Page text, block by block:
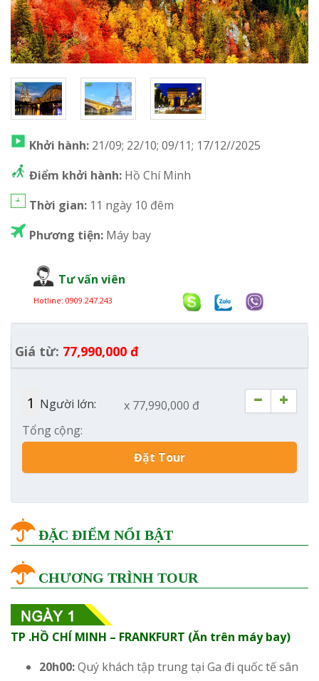
Khởi hành:21/09; 22/10; 09/11; 17/12//2025
Điểm khởi hành: Hồ Chí Minh
Thời gian: 11 ngày 10 đêm
Phương tiện: Máy bay
Tư vấn viên
Hotline: 0909.247.243
Giá từ: 77,990,000 đ
Người lớn:
x 77,990,000 đ
Tổng cộng:
Đặt Tour
ĐẶC ĐIỂM NỔI BẬT
CHƯƠNG TRÌNH TOUR
TP .HỒ CHÍ MINH – FRANKFURT (Ăn trên máy bay)
20h00:Quý khách tập trung tại Ga đi quốc tế sân